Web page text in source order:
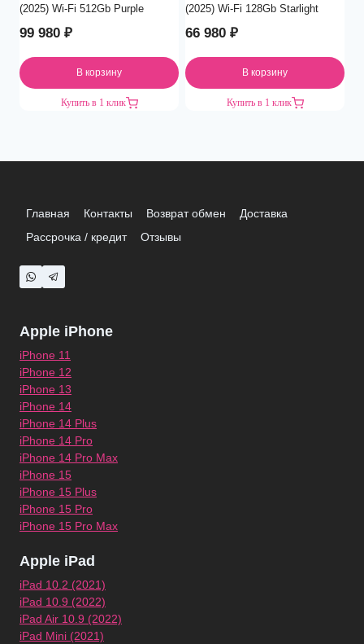
(2025) Wi-Fi 512Gb Purple
99 980 ₽
В корзину
Купить в 1 клик
(2025) Wi-Fi 128Gb Starlight
66 980 ₽
В корзину
Купить в 1 клик
Главная Контакты Возврат обмен
Доставка
Рассрочка / кредит
Отзывы
Apple iPhone
iPhone 11
iPhone 12
iPhone 13
iPhone 14
iPhone 14 Plus
iPhone 14 Pro
iPhone 14 Pro Max
iPhone 15
iPhone 15 Plus
iPhone 15 Pro
iPhone 15 Pro Max
Apple iPad
iPad 10.2 (2021)
iPad 10.9 (2022)
iPad Air 10.9 (2022)
iPad Mini (2021)